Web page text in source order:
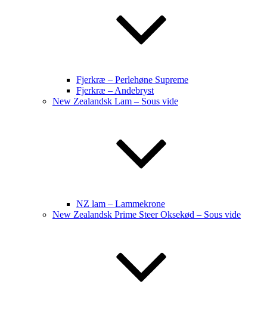
Fjerkræ – Perlehøne Supreme
Fjerkræ – Andebryst
New Zealandsk Lam – Sous vide
NZ lam – Lammekrone
New Zealandsk Prime Steer Oksekød – Sous vide